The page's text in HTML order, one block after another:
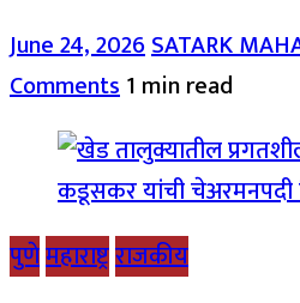
June 24, 2026SATARK
Comments1 min read
पुणेमहाराष्ट्रराजकीय